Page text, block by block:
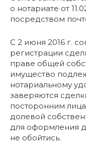
о нотариате от
посредством
С 2 июня 2016 г.
регистрации
праве общей
имущество
нотариальному
заверяются
посторонним
долевой
для оформления
не обойтись.